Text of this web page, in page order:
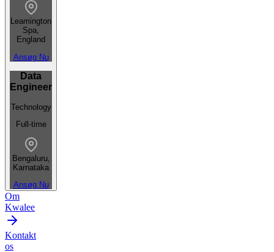
Leamington
Spa,
England
Ansøg Nu
Data
Engineer
Technology
Full-time
Bengaluru,
Karnataka
Ansøg Nu
Om
Kwalee
Kontakt
os